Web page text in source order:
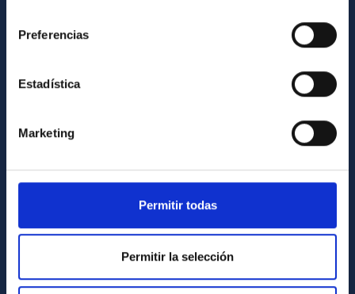
Preferencias
Estadística
Marketing
Permitir todas
Permitir la selección
ABOUT THE IAC
Legislation
Code of ethics and anti-fraud policy
Gender equality and diversity
Environment and Sustainability